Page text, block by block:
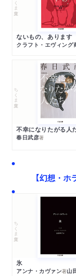
ないもの、あります
クラフト・エヴィング
ちくま文庫
春日武彦著
【幻想・
ちくま文庫
氷
アンナ・カヴァン著山